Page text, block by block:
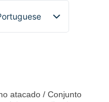
atacado / Conjunto